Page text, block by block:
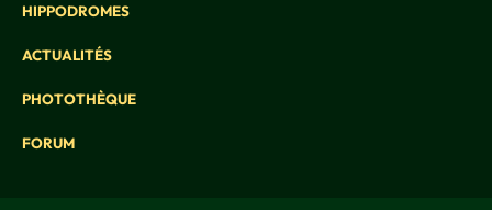
HIPPODROMES
ACTUALITÉS
PHOTOTHÈQUE
FORUM